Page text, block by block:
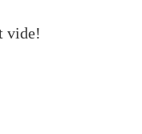
vide!